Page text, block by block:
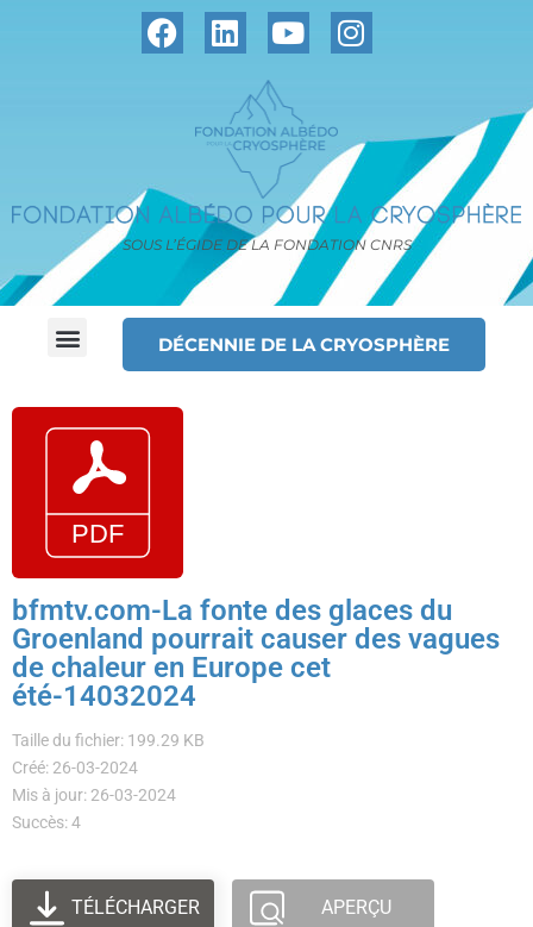
SOUS L’ÉGIDE DE LA FONDATION CNRS
DÉCENNIE DE LA CRYOSPHÈRE
bfmtv.com-La fonte des glaces du
Groenland pourrait causer des vagues
de chaleur en Europe cet
été-14032024
Taille du fichier: 199.29 KB
Créé: 26-03-2024
Mis à jour: 26-03-2024
Succès: 4
TÉLÉCHARGER APERÇU